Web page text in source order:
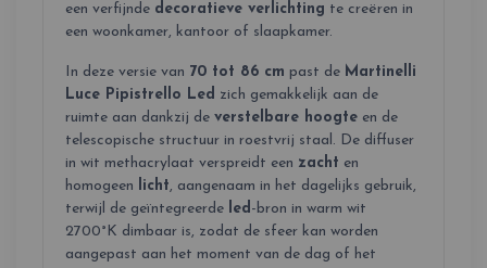
een verfijnde decoratieve verlichting te creëren in
een woonkamer, kantoor of slaapkamer.
In deze versie van 70 tot 86 cm past de Martinelli
Luce Pipistrello Led zich gemakkelijk aan de
ruimte aan dankzij de verstelbare hoogte en de
telescopische structuur in roestvrij staal. De diffuser
in wit methacrylaat verspreidt een zacht en
homogeen licht, aangenaam in het dagelijks gebruik,
terwijl de geïntegreerde led-bron in warm wit
2700°K dimbaar is, zodat de sfeer kan worden
aangepast aan het moment van de dag of het